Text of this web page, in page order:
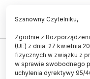
Dardziński:
Szanowny Czytelniku,
Zgodnie z
(UE) z dnia 27 kwietnia
fizycznych w związku z
w sprawie swobodnego
uchylenia dyrektywy 95/